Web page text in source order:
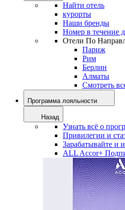
Найти отель
курорты
Наши бренды
Номер в течение
Отели По
Париж
Рим
Берлин
Алматы
Смотреть
Программа лояльности
Назад
Узнать всё о
Привилегии и
Зарабатывайте и
ALL Accor+